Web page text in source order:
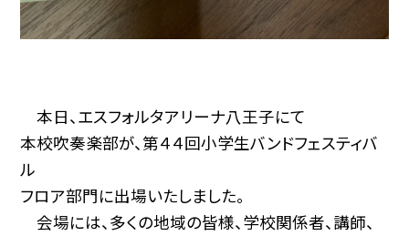
本日、エスフォルタアリーナ八王子にて
本校吹奏楽部が、第４４回小学生バンドフェスティバ
ル
フロア部門に出場いたしました。
会場には、多くの地域の皆様、学校関係者、講師、